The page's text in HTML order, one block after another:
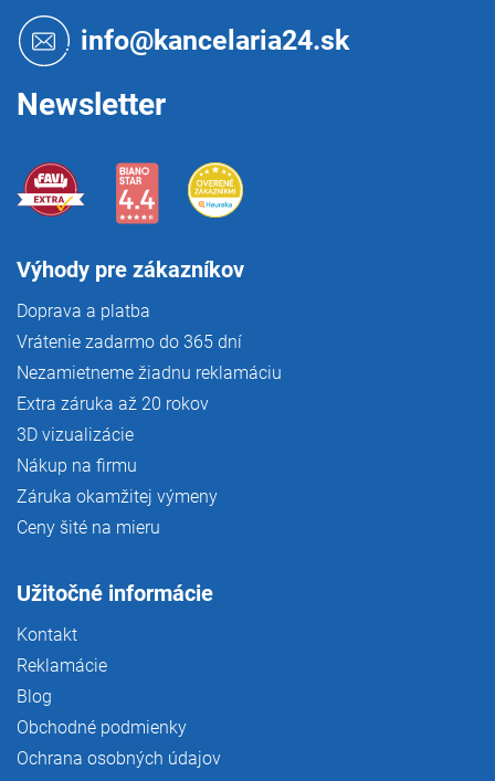
info@kancelaria24.sk
Newsletter
Výhody pre zákazníkov
Doprava a platba
Vrátenie zadarmo do 365 dní
Nezamietneme žiadnu reklamáciu
Extra záruka až 20 rokov
3D vizualizácie
Nákup na firmu
Záruka okamžitej výmeny
Ceny šité na mieru
Užitočné informácie
Kontakt
Reklamácie
Blog
Obchodné podmienky
Ochrana osobných údajov